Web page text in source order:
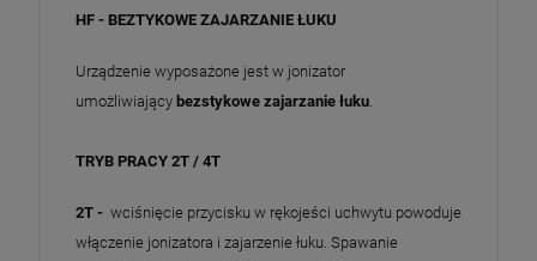
HF - BEZTYKOWE ZAJARZANIE ŁUKU
Urządzenie wyposażone jest w jonizator
umożliwiający bezstykowe zajarzanie łuku
TRYB PRACY 2T / 4T
2T - wciśnięcie przycisku w rękojeści uchwytu powoduje
włączenie jonizatora i zajarzenie łuku. Spawanie